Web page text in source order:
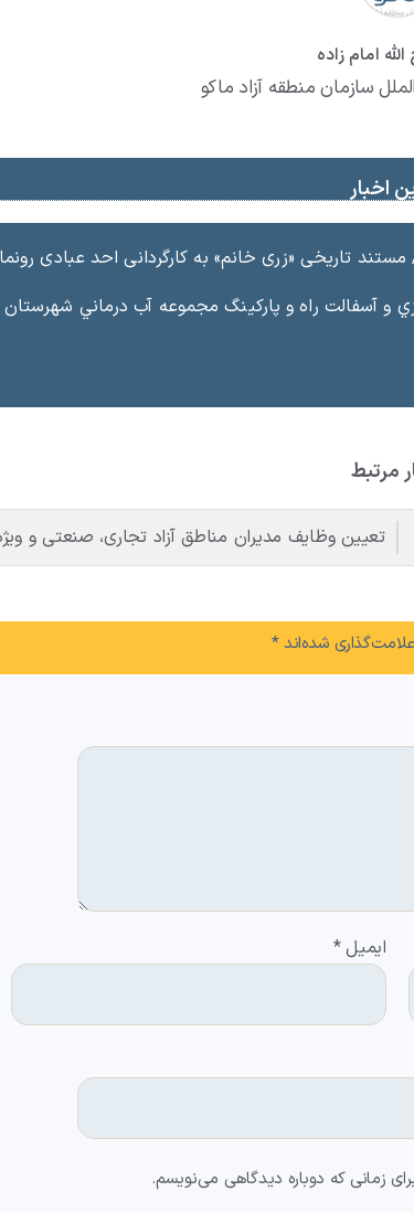
امام زاده
سازمان منطقه آزاد ماکو
اخبار
تاریخی «زری خانم» به کارگردانی احد عبادی
راه و پاركينگ مجموعه آب درماني شهرستان شوط منطقه آزاد
مرتبط
شده‌اند*
ایمیل*
زمانی که دوباره دیدگاهی می‌نویسم.